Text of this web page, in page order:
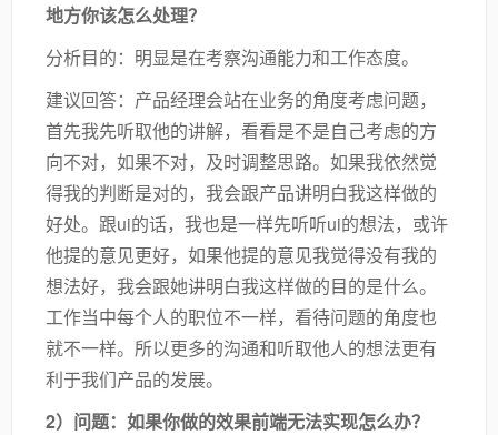
地方你该怎么处理？
分析目的：明显是在考察沟通能力和工作态度。
建议回答：产品经理会站在业务的角度考虑问题，
首先我先听取他的讲解，看看是不是自己考虑的方
向不对，如果不对，及时调整思路。如果我依然觉
得我的判断是对的，我会跟产品讲明白我这样做的
好处。跟ui的话，我也是一样先听听ui的想法，或许
他提的意见更好，如果他提的意见我觉得没有我的
想法好，我会跟她讲明白我这样做的目的是什么。
工作当中每个人的职位不一样，看待问题的角度也
就不一样。所以更多的沟通和听取他人的想法更有
利于我们产品的发展。
2）问题：如果你做的效果前端无法实现怎么办？